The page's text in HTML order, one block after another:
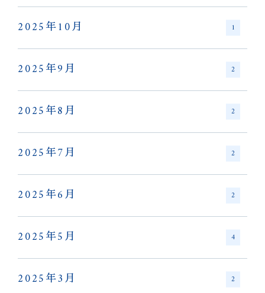
2025年10月 1
2025年9月 2
2025年8月 2
2025年7月 2
2025年6月 2
2025年5月 4
2025年3月 2